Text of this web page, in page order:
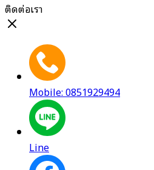
ติดต่อเรา
Mobile: 0851929494
Line